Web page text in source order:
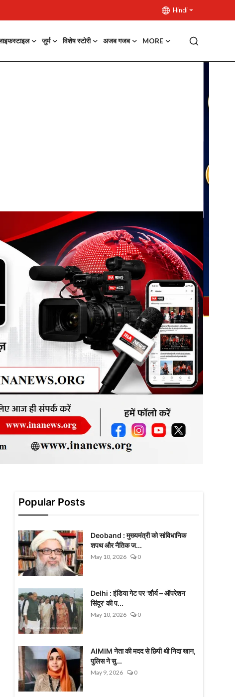
Hindi
जुर्म विशेष स्टोरी अजब गजब MORE
Popular Posts
Deoband : मुख्यमंत्री को सांविधानिक
शपथ और नैतिक ज...
May 10, 2026 0
Delhi : इंडिया गेट पर 'शौर्य – ऑपरेशन
सिंदूर' की प...
May 10, 2026 0
AIMIM नेता की मदद से छिपी थी निदा खान,
पुलिस ने सु...
May 9, 2026 0